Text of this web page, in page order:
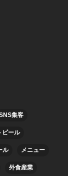
集客
ビール
ル メニュー
外食産業